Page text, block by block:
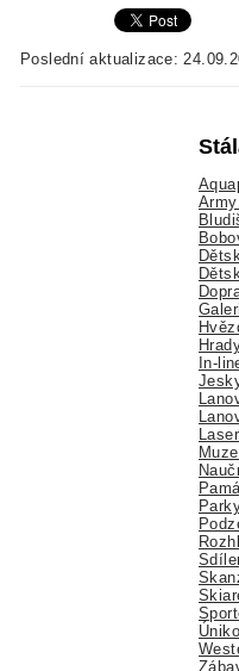
Poslední aktualizace:
In-